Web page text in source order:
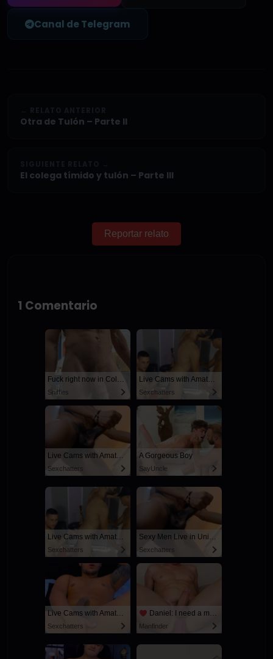
Canal de Telegram
Otra de Tulón – Parte II
El colega tímido y tulón – Parte III
Reportar relato
1 Comentario
Fuck right now in Columbus
Sniffies
Live Cams with Amateur Men
Sexchatters
Live Cams with Amateur Men
Sexchatters
A Gorgeous Boy
SayUncle
Live Cams with Amateur Men
Sexchatters
Sexy Men Live in United States
Sexchatters
Live Cams with Amateur Men
Sexchatters
Daniel: I need a man for a spicy night...
Manfinder